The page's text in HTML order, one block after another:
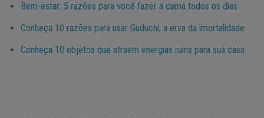
Bem-estar: 5 razões para você fazer a cama todos os dias
Conheça 10 razões para usar Guduchi, a erva da imortalidade
Conheça 10 objetos que atraem energias ruins para sua casa